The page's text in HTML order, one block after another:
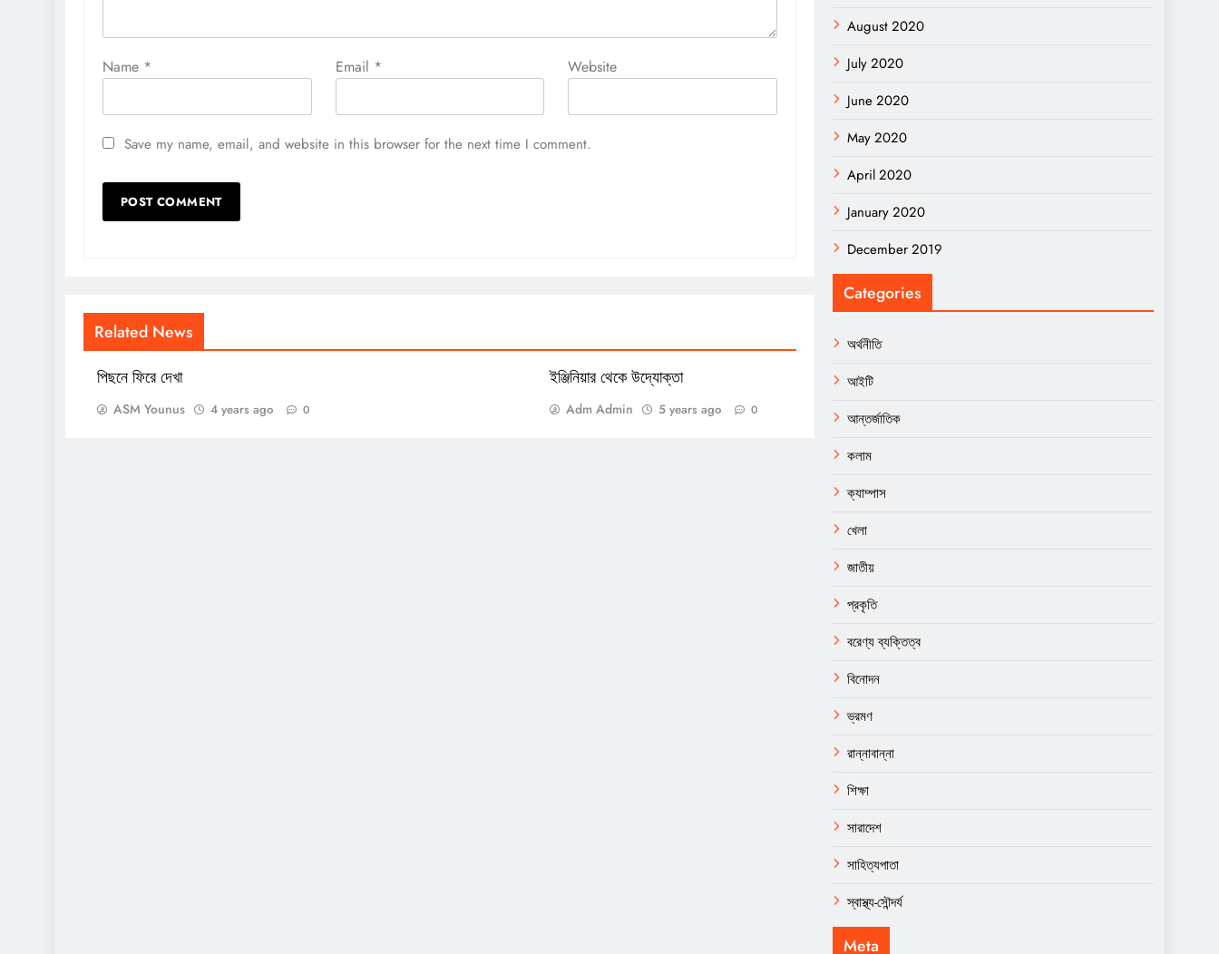
Name * Email * Website
Save my name, email, and website in this browser for the next time I comment.
Related News
পিছনে ফিরে দেখা
ASM Younus 4 years ago 0
ইঞ্জিনিয়ার থেকে উদ্যোক্তা
Adm Admin 5 years ago 0
August 2020
July 2020
June 2020
May 2020
April 2020
January 2020
December 2019
Categories
অর্থনীতি
আইটি
আন্তর্জাতিক
কলাম
ক্যাম্পাস
খেলা
জাতীয়
প্রকৃতি
বরেণ্য ব্যক্তিত্ব
বিনোদন
ভ্রমণ
রান্নাবান্না
শিক্ষা
সারাদেশ
সাহিত্যপাতা
স্বাস্থ্য-সৌন্দর্য
Meta